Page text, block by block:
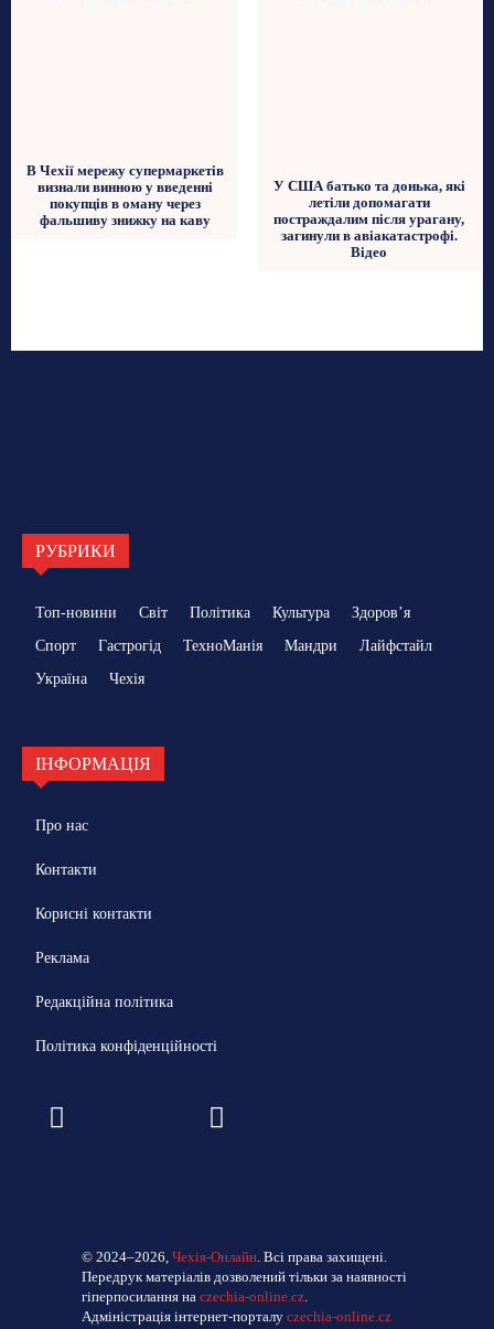
В Чехії мережу супермаркетів
визнали винною у введенні
покупців в оману через
фальшиву знижку на каву
У США батько та донька, які
летіли допомагати
постраждалим після урагану,
загинули в авіакатастрофі.
Відео
РУБРИКИ
Топ-новини Світ Політика Культура
Здоровʼя
Спорт
Гастрогід ТехноМанія Мандри
Лайфстайл
Україна
Чехія
ІНФОРМАЦІЯ
Про нас
Контакти
Корисні контакти
Реклама
Редакційна політика
Політика конфіденційності
© 2024–2026,Чехія-Онлайн . Всі права захищені.
Передрук матеріалів дозволений тільки за наявності
гіперпосилання наczechia-online.cz
Адміністрація інтернет-порталуczechia-online.cz